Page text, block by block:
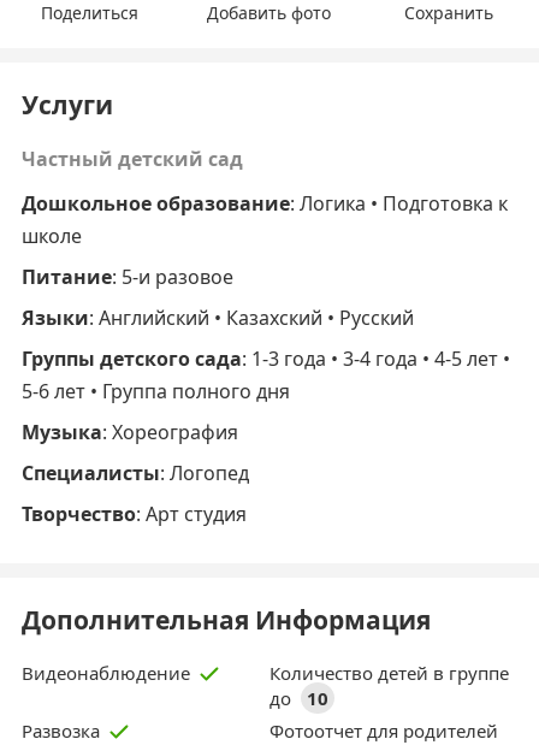
Поделиться Добавить фото Сохранить
Услуги
Частный детский сад
Дошкольное образование: Логика • Подготовка к
школе
Питание: 5-и разовое
Языки: Английский • Казахский • Русский
Группы детского сада: 1-3 года • 3-4 года • 4-5 лет •
5-6 лет • Группа полного дня
Музыка: Хореография
Специалисты: Логопед
Творчество: Арт студия
Дополнительная Информация
Видеонаблюдение
Количество детей в группе
до
10
Развозка
Фотоотчет для родителей